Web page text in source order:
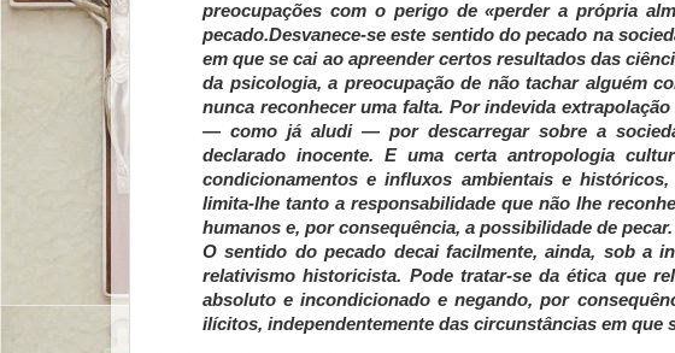
preocupações com o perigo de «perder a própria
pecado.Desvanece-se este sentido do pecado na
em que se cai ao apreender certos resultados das
da psicologia, a preocupação de não tachar alguém
nunca reconhecer uma falta. Por indevida
— como já aludi — por descarregar sobre a
declarado inocente. E uma certa antropologia
condicionamentos e influxos ambientais e
limita-lhe tanto a responsabilidade que não lhe
humanos e, por consequência, a possibilidade de pecar.
O sentido do pecado decai facilmente, ainda, sob a
relativismo historicista. Pode tratar-se da ética que
absoluto e incondicionado e negando, por
ilícitos, independentemente das circunstâncias em que